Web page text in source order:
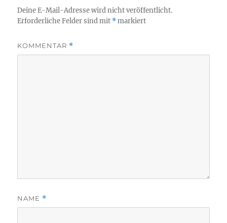
Deine E-Mail-Adresse wird nicht veröffentlicht.
Erforderliche Felder sind mit *markiert
KOMMENTAR *
NAME *